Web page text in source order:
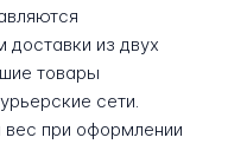
из двух
товары
сети.
вес при оформлении